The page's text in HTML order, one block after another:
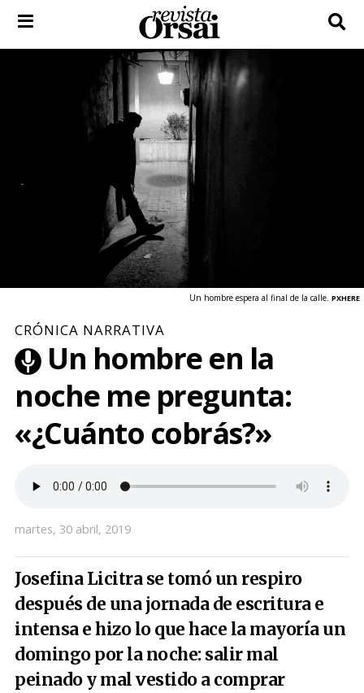
Un hombre espera al final de la calle. PXHERE
CRÓNICA NARRATIVA
Un hombre en la
noche me pregunta:
«¿Cuánto cobrás?»
martes, 30 abril, 2019
Josefina Licitra se tomó un respiro
después de una jornada de escritura e
intensa e hizo lo que hace la mayoría un
domingo por la noche: salir mal
peinado y mal vestido a comprar